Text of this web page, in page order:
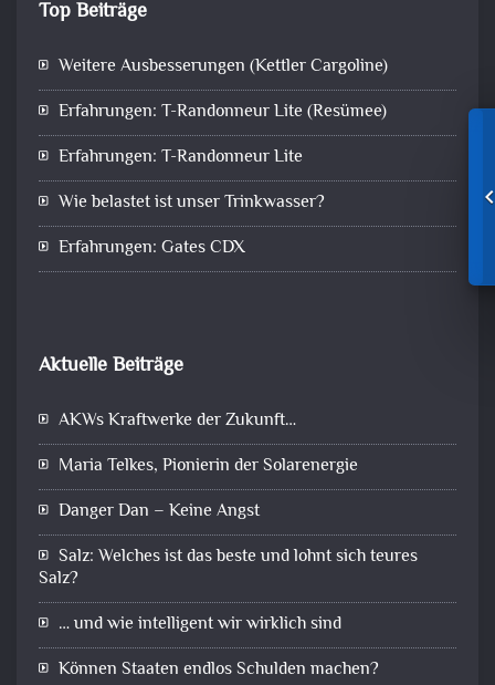
Top Beiträge
Weitere Ausbesserungen (Kettler Cargoline)
Erfahrungen: T-Randonneur Lite (Resümee)
Erfahrungen: T-Randonneur Lite
Wie belastet ist unser Trinkwasser?
Erfahrungen: Gates CDX
Aktuelle Beiträge
AKWs Kraftwerke der Zukunft…
Maria Telkes, Pionierin der Solarenergie
Danger Dan – Keine Angst
Salz: Welches ist das beste und lohnt sich teures
Salz?
… und wie intelligent wir wirklich sind
Können Staaten endlos Schulden machen?